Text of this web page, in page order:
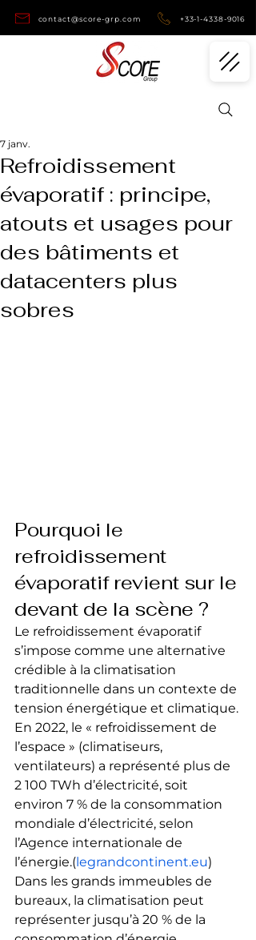
contact@score-grp.com +33-1-4338-9016
Refroidissement
évaporatif : principe,
atouts et usages pour
des bâtiments et
datacenters plus
sobres
7 janv.
Pourquoi le
refroidissement
évaporatif revient sur le
devant de la scène ?
Le refroidissement évaporatif
s’impose comme une alternative
crédible à la climatisation
traditionnelle dans un contexte de
tension énergétique et climatique.
En 2022, le « refroidissement de
l’espace » (climatiseurs,
ventilateurs) a représenté plus de
2 100 TWh d’électricité, soit
environ 7 % de la consommation
mondiale d’électricité, selon
l’Agence internationale de
l’énergie.(legrandcontinent.eu)
Dans les grands immeubles de
bureaux, la climatisation peut
représenter jusqu’à 20 % de la